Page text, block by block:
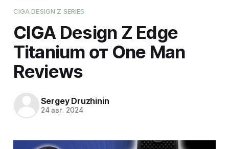
CIGA DESIGN Z SERIES
CIGA Design Z Edge
Titanium от One Man
Reviews
Sergey Druzhinin
24 авг. 2024